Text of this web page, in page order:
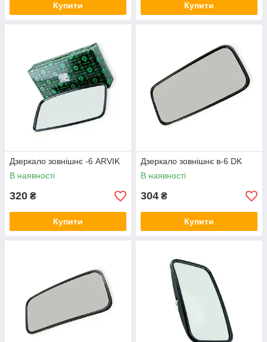
Купити Купити
Дзеркало зовнішнє -6 ARVIK
В наявності
320 ₴
Купити
Дзеркало зовнішнє в-6 DK
В наявності
304 ₴
Купити